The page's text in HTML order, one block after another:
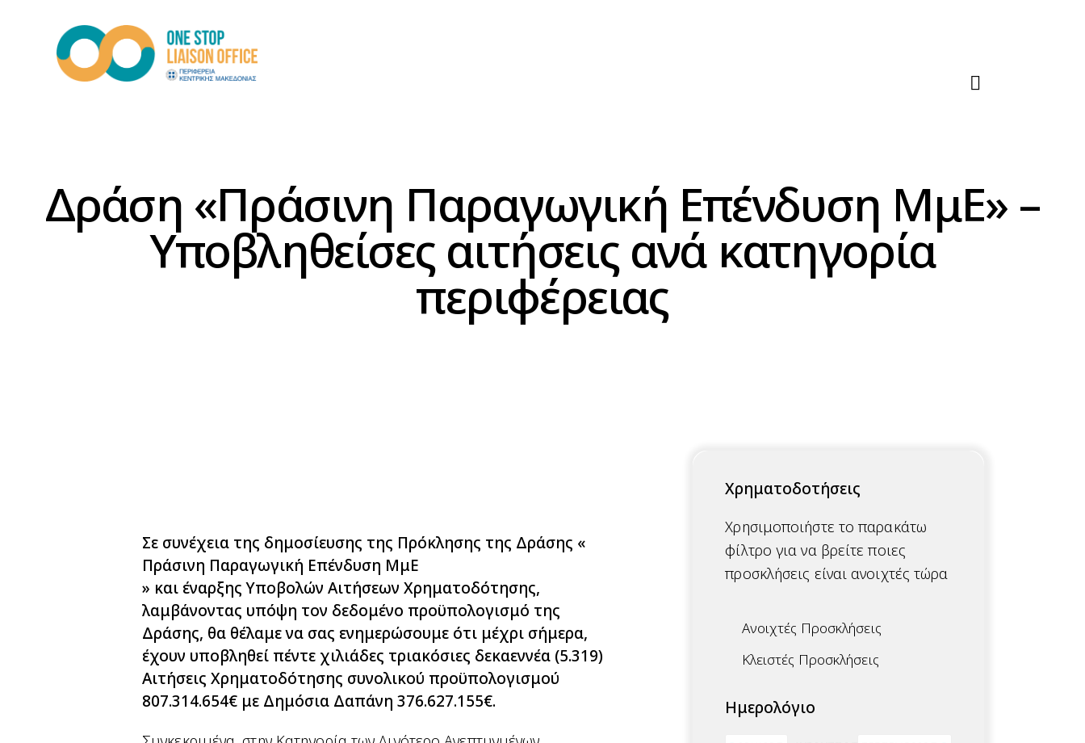
Δράση «Πράσινη Παραγωγική Επένδυση ΜμΕ» –
Υποβληθείσες αιτήσεις ανά κατηγορία
περιφέρειας
Σε συνέχεια της δημοσίευσης της Πρόκλησης της Δράσης «
Πράσινη Παραγωγική Επένδυση ΜμΕ
» και έναρξης Υποβολών Αιτήσεων Χρηματοδότησης,
λαμβάνοντας υπόψη τον δεδομένο προϋπολογισμό της
Δράσης, θα θέλαμε να σας ενημερώσουμε ότι μέχρι σήμερα,
έχουν υποβληθεί πέντε χιλιάδες τριακόσιες δεκαεννέα (5.319)
Αιτήσεις Χρηματοδότησης συνολικού προϋπολογισμού
807.314.654€ με Δημόσια Δαπάνη 376.627.155€.
Χρηματοδοτήσεις
Χρησιμοποιήστε το παρακάτω
φίλτρο για να βρείτε ποιες
προσκλήσεις είναι ανοιχτές τώρα
Ανοιχτές Προσκλήσεις
Κλειστές Προσκλήσεις
Ημερολόγιο